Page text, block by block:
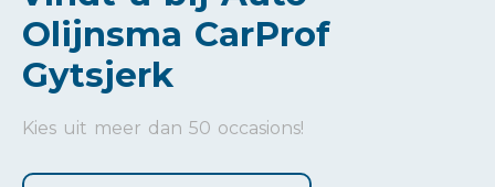
Olijnsma CarProf
Gytsjerk
Kies uit meer dan 50 occasions!